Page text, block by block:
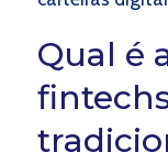
Qual é